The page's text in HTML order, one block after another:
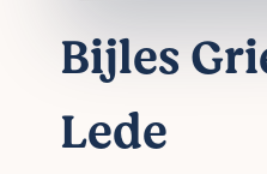
Bijles
Lede